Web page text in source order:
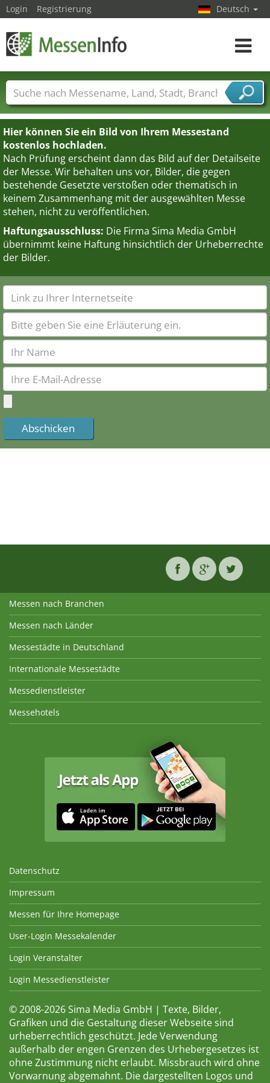
Hier können Sie ein Bild von Ihrem Messestand
kostenlos hochladen.
Nach Prüfung erscheint dann das Bild auf der Detailseite
der Messe. Wir behalten uns vor, Bilder, die gegen
bestehende Gesetzte verstoßen oder thematisch in
keinem Zusammenhang mit der ausgewählten Messe
stehen, nicht zu veröffentlichen.
Haftungsausschluss: Die Firma Sima Media GmbH
übernimmt keine Haftung hinsichtlich der Urheberrechte
der Bilder.
Login Registrierung Deutsch
Toggle
Messenamen Länder Städte
Branchen
Dienstleisterbranchen
Messen nach Branchen
Messen nach Länder
Messestädte in Deutschland
Internationale Messestädte
Messedienstleister
Messehotels
Datenschutz
Impressum
Messen für Ihre Homepage
User-Login Messekalender
Login Veranstalter
Login Messedienstleister
© 2008-2026 Sima Media GmbH | Texte, Bilder,
Grafiken und die Gestaltung dieser Webseite sind
urheberrechtlich geschützt. Jede Verwendung
außerhalb der engen Grenzen des Urhebergesetzes ist
ohne Zustimmung nicht erlaubt. Missbrauch wird ohne
Vorwarnung abgemahnt. Die dargestellten Logos und